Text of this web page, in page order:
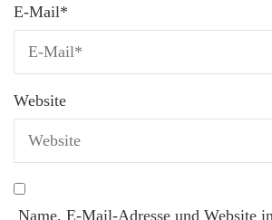
E-Mail*
Website
Name, E-Mail-Adresse und Website